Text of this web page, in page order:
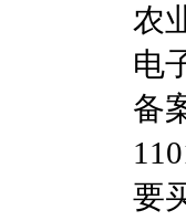
农
电
备
要